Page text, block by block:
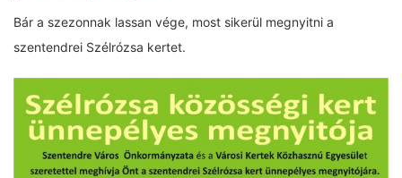
Bár a szezonnak lassan vége, most sikerül megnyitni a
szentendrei Szélrózsa kertet.